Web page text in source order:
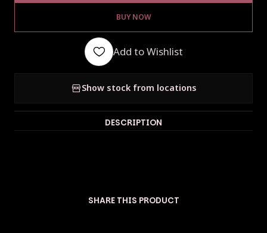
BUY NOW
Add to Wishlist
Show stock from locations
DESCRIPTION
SHARE THIS PRODUCT